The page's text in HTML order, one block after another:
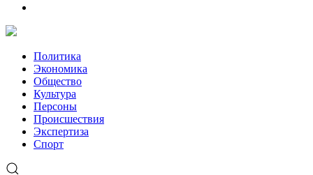
Политика
Экономика
Общество
Культура
Персоны
Происшествия
Экспертиза
Спорт